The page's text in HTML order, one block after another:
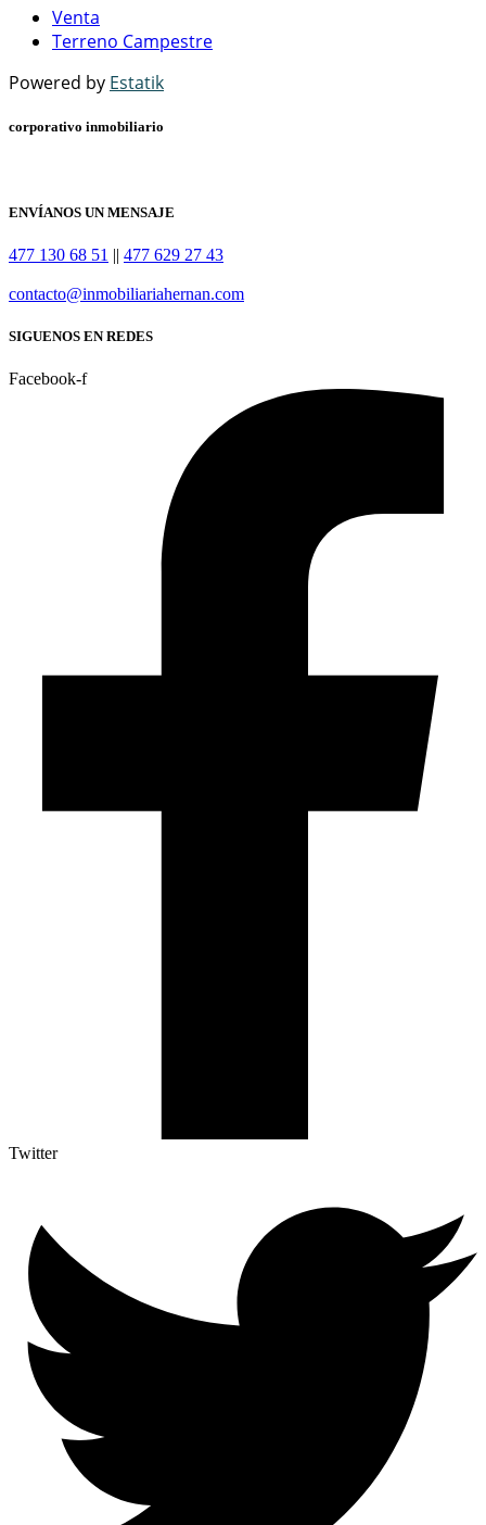
Venta
Terreno Campestre
Powered by Estatik
corporativo inmobiliario
ENVÍANOS UN MENSAJE
477 130 68 51 || 477 629 27 43
contacto@inmobiliariahernan.com
SIGUENOS EN REDES
Facebook-f
Twitter